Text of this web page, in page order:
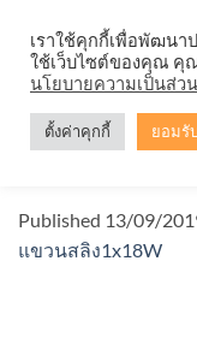
content
Published 13/09/
แขวนสลิง1x18W
เราใช้คุกกี้เพื่อพัฒน
ใช้เว็บไซต์ของคุณ คุ
นโยบายความเป็นส่ว
ตั้งค่าคุกกี้ ยอมรั